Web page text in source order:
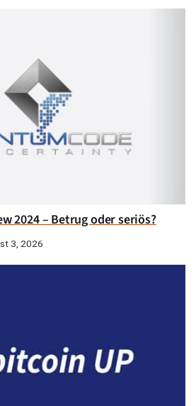
2024 – Betrug oder seriös?
3, 2026